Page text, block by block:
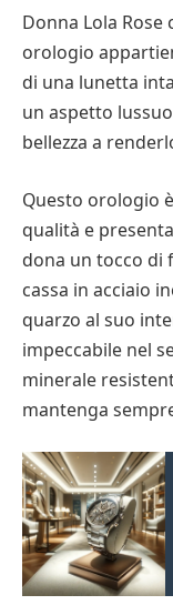
Donna Lola
orologio
di una lunetta
un aspetto
bellezza a
Questo orologio
qualità e
dona un tocco di
cassa in acciaio
quarzo al suo
impeccabile nel
minerale
mantenga